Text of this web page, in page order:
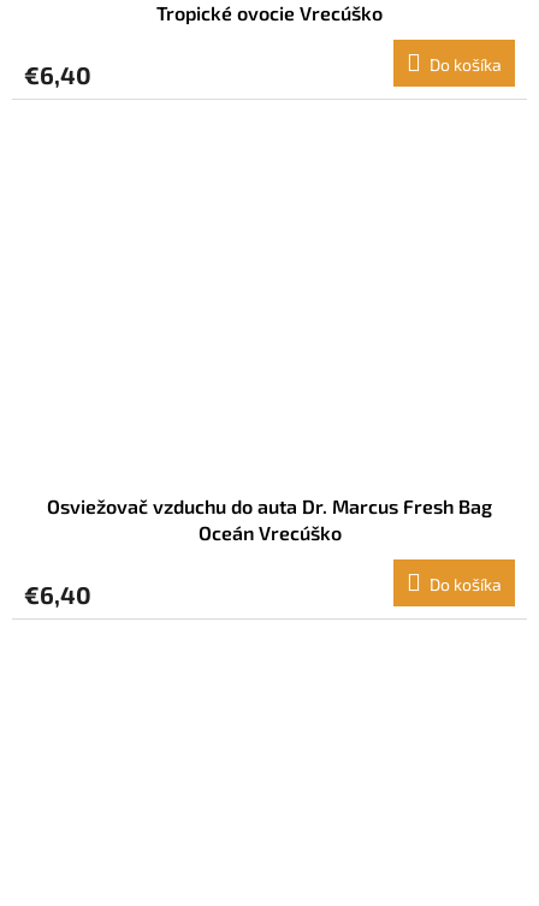
Tropické ovocie Vrecúško
€6,40 Do košíka
Osviežovač vzduchu do auta Dr. Marcus Fresh Bag
Oceán Vrecúško
€6,40 Do košíka